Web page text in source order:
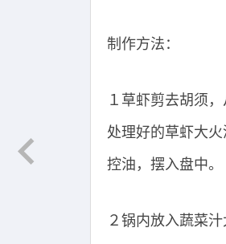
制作方法：
１草虾剪去胡须
处理好的草虾大
控油，摆入盘中。
２锅内放入蔬菜